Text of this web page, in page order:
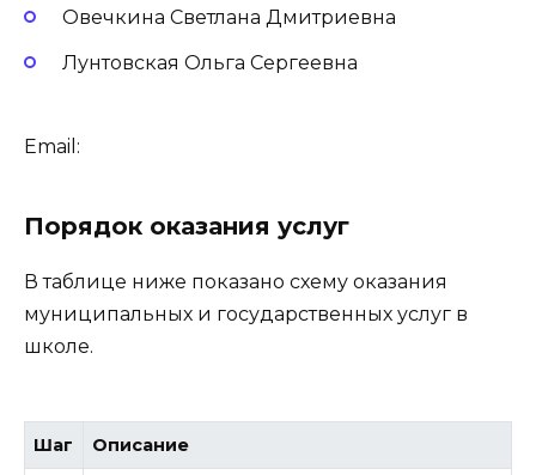
Овечкина Светлана Дмитриевна
Лунтовская Ольга Сергеевна
Email:
Порядок оказания услуг
В таблице ниже показано схему оказания
муниципальных и государственных услуг в
школе.
Шаг Описание